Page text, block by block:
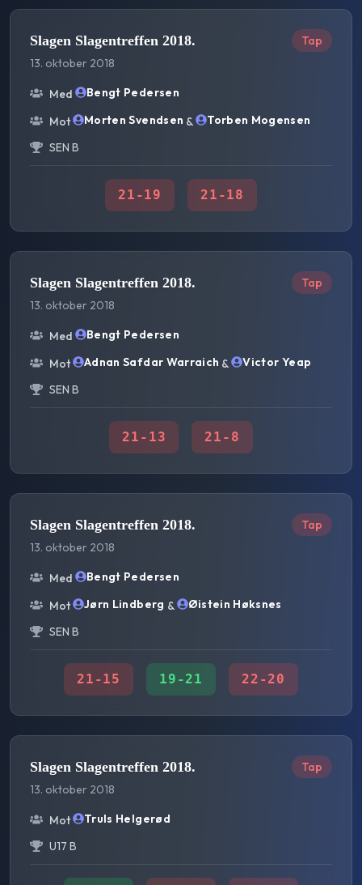
Slagen Slagentreffen 2018.
13. oktober 2018
Tap
Med
Bengt Pedersen
Mot
Morten Svendsen &
Torben Mogensen
SEN B
21 -19 21 -18
Slagen Slagentreffen 2018.
13. oktober 2018
Tap
Med
Bengt Pedersen
Mot
Adnan Safdar Warraich &
Victor Yeap
SEN B
21 - 13 21 - 8
Slagen Slagentreffen 2018.
13. oktober 2018
Tap
Med
Bengt Pedersen
Mot
Jørn Lindberg &
Øistein Høksnes
SEN B
21 -15 19 -21 22 -20
Slagen Slagentreffen 2018.
13. oktober 2018
Tap
Mot
Truls Helgerød
U17 B